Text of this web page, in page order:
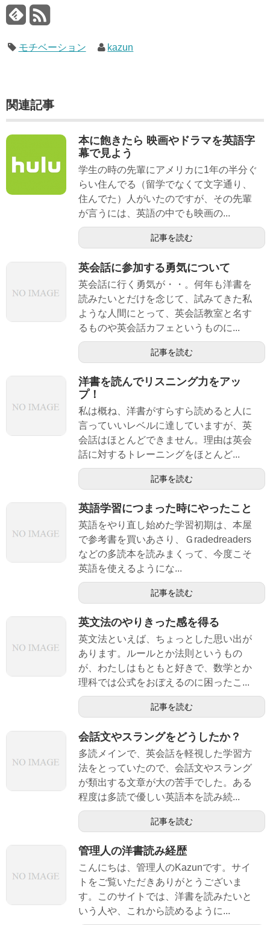
モチベーション kazun
関連記事
本に飽きたら 映画やドラマを英語字
幕で見よう
学生の時の先輩にアメリカに1年の半分ぐ
らい住んでる（留学でなくて文字通り、
住んでた）人がいたのですが、その先輩
が言うには、英語の中でも映画の...
記事を読む
英会話に参加する勇気について
英会話に行く勇気が・・。何年も洋書を
読みたいとだけを念じて、試みてきた私
ような人間にとって、英会話教室と名す
るものや英会話カフェというものに...
記事を読む
洋書を読んでリスニング力をアッ
プ！
私は概ね、洋書がすらすら読めると人に
言っていいレベルに達していますが、英
会話はほとんどできません。理由は英会
話に対するトレーニングをほとんど...
記事を読む
英語学習につまった時にやったこと
英語をやり直し始めた学習初期は、本屋
で参考書を買いあさり、Ｇradedreaders
などの多読本を読みまくって、今度こそ
英語を使えるようにな...
記事を読む
英文法のやりきった感を得る
英文法といえば、ちょっとした思い出が
あります。ルールとか法則というもの
が、わたしはもともと好きで、数学とか
理科では公式をおぼえるのに困ったこ...
記事を読む
会話文やスラングをどうしたか？
多読メインで、英会話を軽視した学習方
法をとっていたので、会話文やスラング
が類出する文章が大の苦手でした。ある
程度は多読で優しい英語本を読み続...
記事を読む
管理人の洋書読み経歴
こんにちは、管理人のKazunです。サイ
トをご覧いただきありがとうございま
す。このサイトでは、洋書を読みたいと
いう人や、これから読めるように...